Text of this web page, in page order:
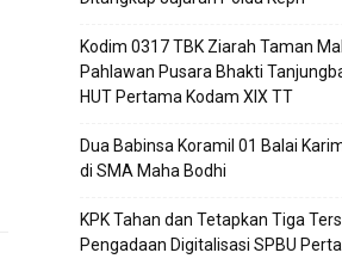
Kodim 0317 TBK Ziarah Taman
Pahlawan Pusara Bhakti
HUT Pertama Kodam XIX TT
Dua Babinsa Koramil 01 Balai
di SMA Maha Bodhi
KPK Tahan dan Tetapkan Tiga
Pengadaan Digitalisasi SPBU